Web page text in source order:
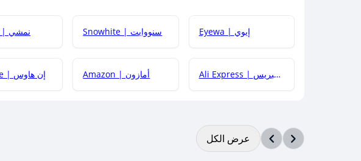
Namshi | نمشي Snowhite | سنووايت Eyewa | إيوي
In-House | إن هاوس Amazon | أمازون Ali Express | علي إكسبريس
عرض الكل